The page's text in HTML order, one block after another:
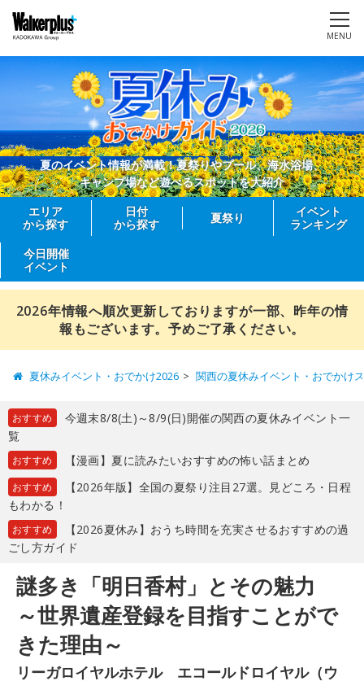
MENU
夏のイベント情報が満載！夏祭りやプール、海水浴場、
キャンプ場など遊べるスポットを大紹介
エリア
から探す
日付
から探す
夏祭り
イベント
ランキング
今日開催
イベント
2026年情報へ順次更新しておりますが一部、昨年の情
報もございます。予めご了承ください。
夏休みイベント・おでかけ2026 関西の夏休みイベント・おでかけ
おすすめ
今週末8/8(土)～8/9(日)開催の関西の夏休みイベント一
覧
おすすめ 【漫画】夏に読みたいおすすめの怖い話まとめ
おすすめ
【2026年版】全国の夏祭り注目27選。見どころ・日程
もわかる！
おすすめ
【2026夏休み】おうち時間を充実させるおすすめの過
ごし方ガイド
謎多き「明日香村」とその魅力
～世界遺産登録を目指すことがで
きた理由～
リーガロイヤルホテル エコールドロイヤル（ウ